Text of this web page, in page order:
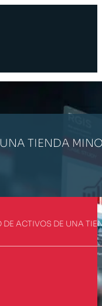
TIENDA
DE ACTIVOS DE UNA